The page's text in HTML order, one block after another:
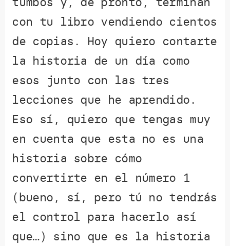
con tu libro vendiendo cientos
de copias. Hoy quiero contarte
la historia de un día como
esos junto con las tres
lecciones que he aprendido.
Eso sí, quiero que tengas muy
en cuenta que esta no es una
historia sobre cómo
convertirte en el número 1
(bueno, sí, pero tú no tendrás
el control para hacerlo así
que…) sino que es la historia